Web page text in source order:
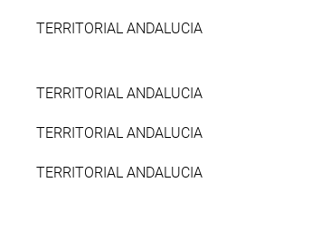
TERRITORIAL ANDALUCIA
TERRITORIAL ANDALUCIA
TERRITORIAL ANDALUCIA
TERRITORIAL ANDALUCIA